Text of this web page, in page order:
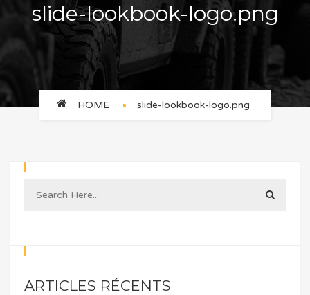
slide-lookbook-logo.png
HOME slide-lookbook-logo.png
ARTICLES RÉCENTS